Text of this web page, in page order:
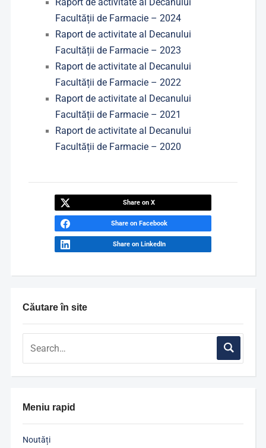
Căutare în site
Meniu rapid
Noutăți
Facultății de Farmacie – 2024
Raport de activitate al Decanului
Facultății de Farmacie – 2023
Raport de activitate al Decanului
Facultății de Farmacie – 2022
Raport de activitate al Decanului
Facultății de Farmacie – 2021
Raport de activitate al Decanului
Facultății de Farmacie – 2020
Share on X
Share on Facebook
Share on LinkedIn